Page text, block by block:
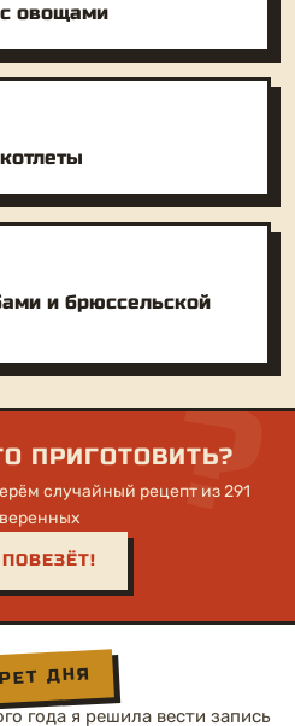
овощами
и брюссельской
?
ПРИГОТОВИТЬ?
случайный рецепт из 291
ДНЯ
года я решила вести запись